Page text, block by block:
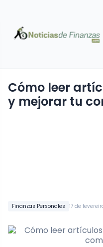
Finanzas Personales 17 de
Cómo leer
y mejorar tu